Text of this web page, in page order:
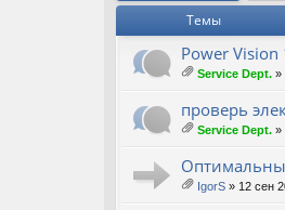
Темы
Power Vision
ло
ж
ен
ия
Service Dept. »
проверь
ло
ж
ен
ия
Service Dept. »
ло
IgorS » 12 сен